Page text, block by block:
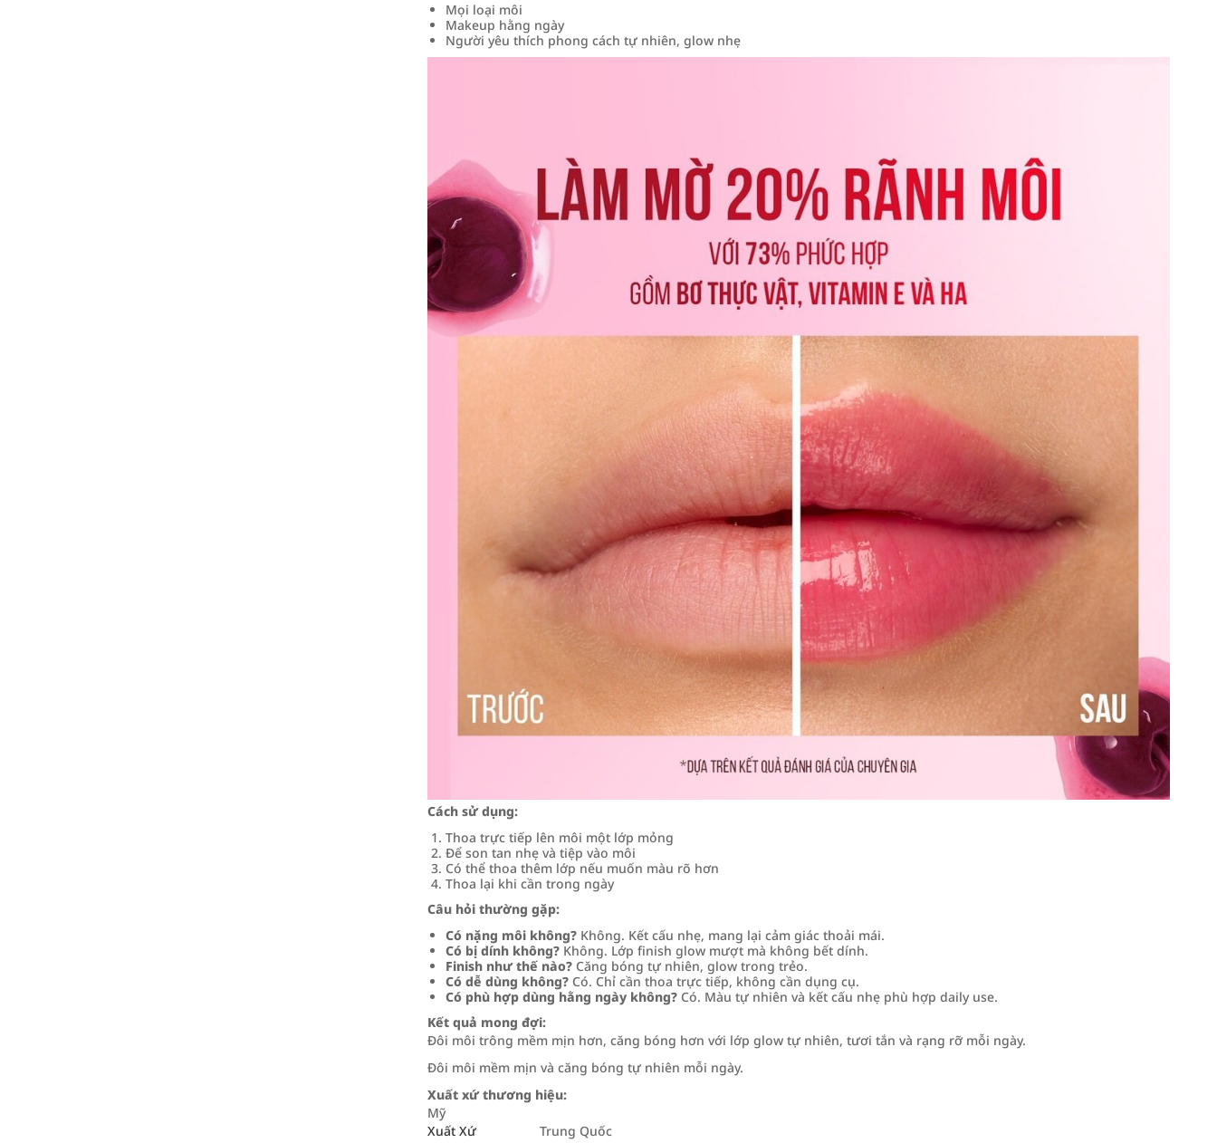
Mọi loại môi
Makeup hằng ngày
Người yêu thích phong cách tự nhiên, glow nhẹ
Cách sử dụng:
Thoa trực tiếp lên môi một lớp mỏng
Để son tan nhẹ và tiệp vào môi
Có thể thoa thêm lớp nếu muốn màu rõ hơn
Thoa lại khi cần trong ngày
Câu hỏi thường gặp:
Có nặng môi không? Không. Kết cấu nhẹ, mang lại cảm giác thoải mái.
Có bị dính không? Không. Lớp finish glow mượt mà không bết dính.
Finish như thế nào? Căng bóng tự nhiên, glow trong trẻo.
Có dễ dùng không? Có. Chỉ cần thoa trực tiếp, không cần dụng cụ.
Có phù hợp dùng hằng ngày không? Có. Màu tự nhiên và kết cấu nhẹ phù hợp daily use.
Kết quả mong đợi:
Đôi môi trông mềm mịn hơn, căng bóng hơn với lớp glow tự nhiên, tươi tắn và rạng rỡ mỗi ngày.
Đôi môi mềm mịn và căng bóng tự nhiên mỗi ngày.
Xuất xứ thương hiệu:
Mỹ
Xuất Xứ
Trung Quốc